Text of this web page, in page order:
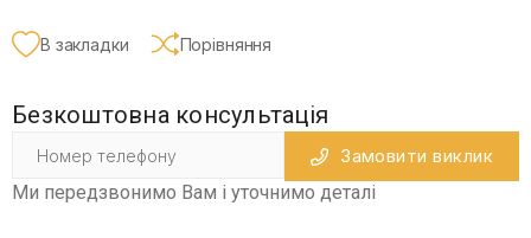
В закладки Порівняння
Безкоштовна консультація
Замовити виклик
Ми передзвонимо Вам і уточнимо деталі